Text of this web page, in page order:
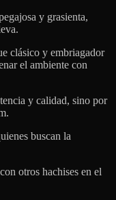
y grasienta,
clásico y embriagador
el ambiente con
y calidad, sino por
buscan la
otros hachises en el